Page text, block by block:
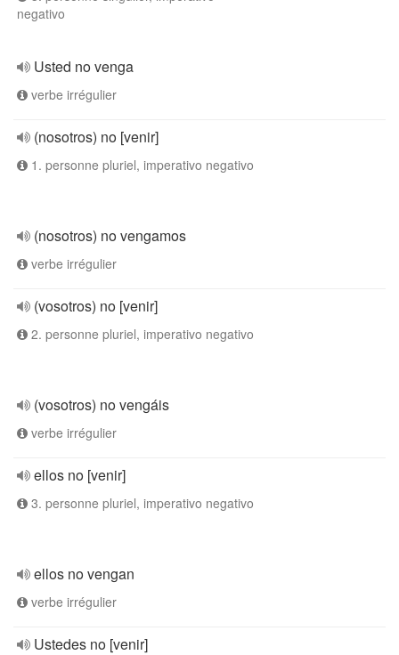
negativo
Usted no venga
verbe irrégulier
(nosotros) no [venir]
1. personne pluriel, imperativo negativo
(nosotros) no vengamos
verbe irrégulier
(vosotros) no [venir]
2. personne pluriel, imperativo negativo
(vosotros) no vengáis
verbe irrégulier
ellos no [venir]
3. personne pluriel, imperativo negativo
ellos no vengan
verbe irrégulier
Ustedes no [venir]